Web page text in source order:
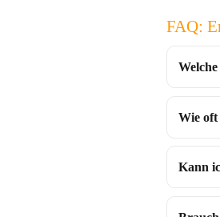
FAQ:
Wie oft
Kann